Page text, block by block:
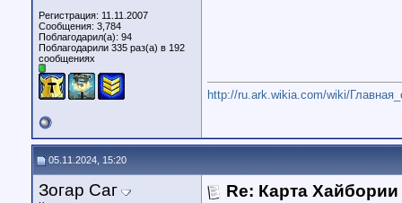
Регистрация: 11.11.2007
Сообщения: 3,784
Поблагодарил(а): 94
Поблагодарили 335 раз(а) в 192
сообщениях
http://ru.ark.wikia.com/wiki/
05.11.2024, 15:20
Зогар Саг Re: Карта Хайбории